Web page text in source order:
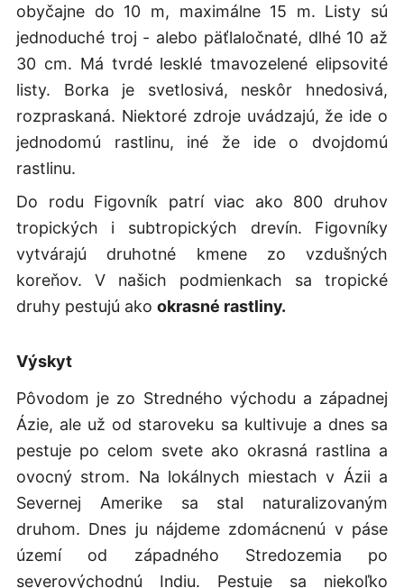
obyčajne do 10 m, maximálne 15 m. Listy sú
jednoduché troj - alebo päťlaločnaté, dlhé 10 až
30 cm. Má tvrdé lesklé tmavozelené elipsovité
listy. Borka je svetlosivá, neskôr hnedosivá,
rozpraskaná. Niektoré zdroje uvádzajú, že ide o
jednodomú rastlinu, iné že ide o dvojdomú
rastlinu.
Do rodu Figovník patrí viac ako 800 druhov
tropických i subtropických drevín. Figovníky
vytvárajú druhotné kmene zo vzdušných
koreňov. V našich podmienkach sa tropické
druhy pestujú ako okrasné rastliny.
Výskyt
Pôvodom je zo Stredného východu a západnej
Ázie, ale už od staroveku sa kultivuje a dnes sa
pestuje po celom svete ako okrasná rastlina a
ovocný strom. Na lokálnych miestach v Ázii a
Severnej Amerike sa stal naturalizovaným
druhom. Dnes ju nájdeme zdomácnenú v páse
území od západného Stredozemia po
severovýchodnú Indiu. Pestuje sa niekoľko